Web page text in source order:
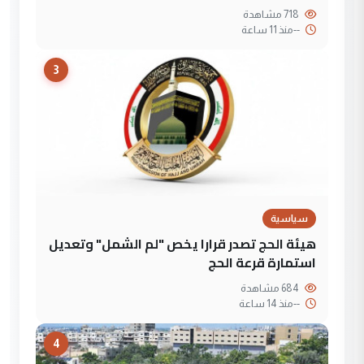
--منذ 11 ساعة
3
سياسية
هيئة الحج تصدر قرارا يخص "لم الشمل" وتعديل
استمارة قرعة الحج
--منذ 14 ساعة
4